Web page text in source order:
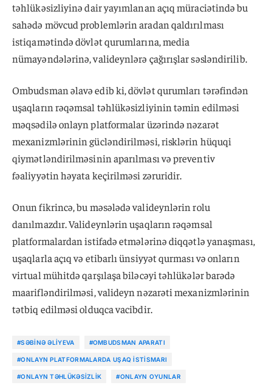
təhlükəsizliyinə dair yayımlanan açıq müraciətində bu
sahədə mövcud problemlərin aradan qaldırılması
istiqamətində dövlət qurumlarına, media
nümayəndələrinə, valideynlərə çağırışlar səsləndirilib.
Ombudsman əlavə edib ki, dövlət qurumları tərəfindən
uşaqların rəqəmsal təhlükəsizliyinin təmin edilməsi
məqsədilə onlayn platformalar üzərində nəzarət
mexanizmlərinin gücləndirilməsi, risklərin hüquqi
qiymətləndirilməsinin aparılması və preventiv
fəaliyyətin həyata keçirilməsi zəruridir.
Onun fikrincə, bu məsələdə valideynlərin rolu
danılmazdır. Valideynlərin uşaqların rəqəmsal
platformalardan istifadə etmələrinə diqqətlə yanaşması,
uşaqlarla açıq və etibarlı ünsiyyət qurması və onların
virtual mühitdə qarşılaşa biləcəyi təhlükələr barədə
maarifləndirilməsi, valideyn nəzarəti mexanizmlərinin
tətbiq edilməsi olduqca vacibdir.
#SƏBINƏ ƏLIYEVA #OMBUDSMAN APARATI
#ONLAYN PLATFORMALARDA UŞAQ ISTISMARI
#ONLAYN TƏHLÜKƏSIZLIK #ONLAYN OYUNLAR